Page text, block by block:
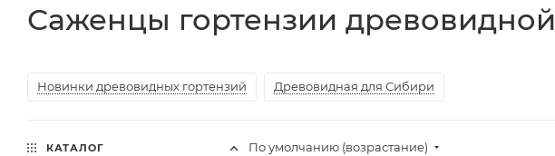
Саженцы гортензии древовидной
Новинки древовидных гортензий Древовидная для Сибири
По умолчанию (возрастание)
КАТАЛОГ